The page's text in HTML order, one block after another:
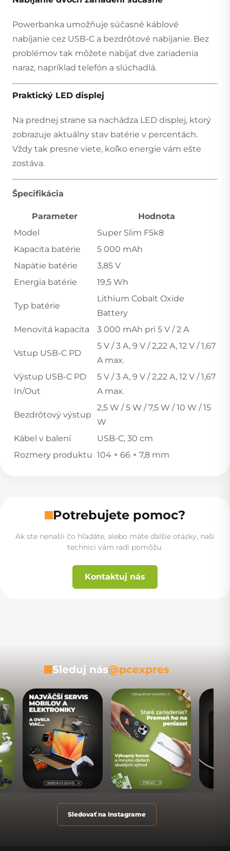
Powerbanka umožňuje súčasné káblové
nabíjanie cez USB-C a bezdrôtové nabíjanie. Bez
problémov tak môžete nabíjať dve zariadenia
naraz, napríklad telefón a slúchadlá.
Praktický LED displej
Na prednej strane sa nachádza LED displej, ktorý
zobrazuje aktuálny stav batérie v percentách.
Vždy tak presne viete, koľko energie vám ešte
zostáva.
Špecifikácia
Parameter
Hodnota
Model
Super Slim F5k8
Kapacita batérie
5 000 mAh
Napätie batérie
3,85 V
Energia batérie
19,5 Wh
Typ batérie
Lithium Cobalt Oxide
Battery
Menovitá kapacita
3 000 mAh pri 5 V / 2 A
Vstup USB-C PD
5 V / 3 A, 9 V / 2,22 A, 12 V / 1,67
A max.
Výstup USB-C PD
In/Out
5 V / 3 A, 9 V / 2,22 A, 12 V / 1,67
A max.
Bezdrôtový výstup
2,5 W / 5 W / 7,5 W / 10 W / 15
W
Kábel v balení
USB-C, 30 cm
Rozmery produktu 104 × 66 × 7,8 mm
Potrebujete pomoc?
Ak ste nenašli čo hľadáte, alebo máte ďalšie otázky, naši
technici vám radi pomôžu.
Kontaktuj nás
Sleduj nás@pcexpres
Sledovať na Instagrame